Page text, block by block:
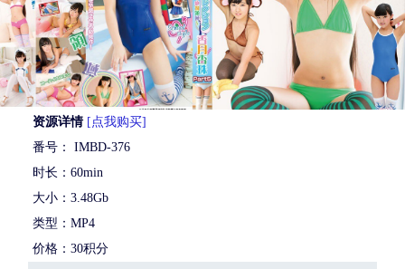
资源详情 [点我购买]
番号： IMBD-376
时长：60min
大小：3.48Gb
类型：MP4
价格：30积分